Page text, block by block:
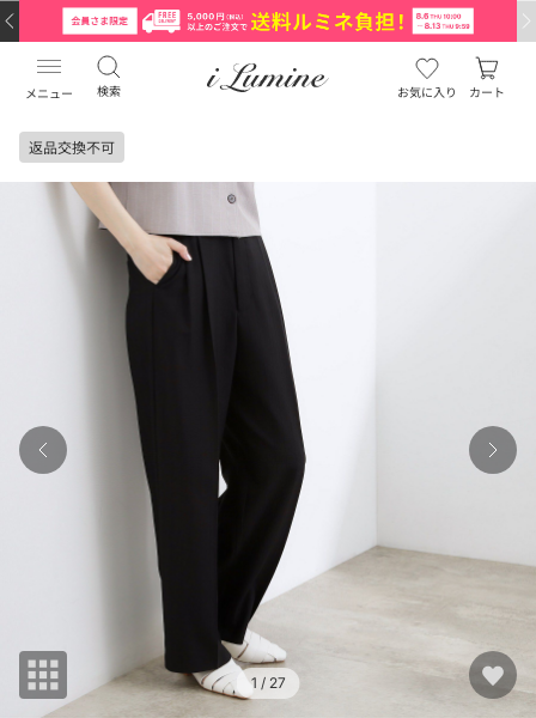
メニュー 検索 お気に入り カート
返品交換不可
1 / 27